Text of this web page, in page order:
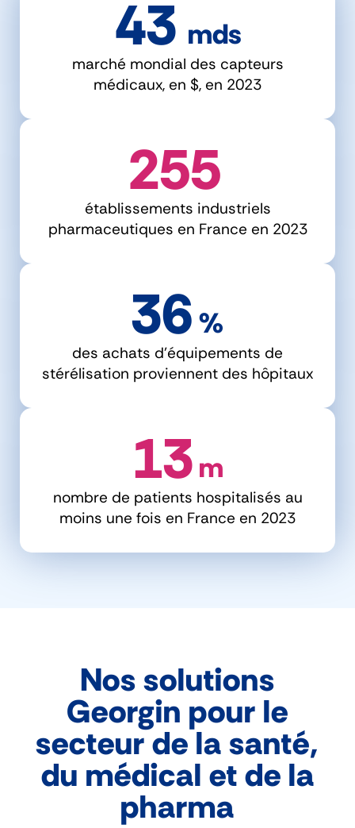
marché mondial des capteurs
médicaux, en $, en 2023
43
  mds
établissements industriels
pharmaceutiques en France en 2023
255
des achats d'équipements de
stérélisation proviennent des hôpitaux
36 %
nombre de patients hospitalisés au
moins une fois en France en 2023
13 m
Nos solutions
Georgin pour le
secteur de la santé,
du médical et de la
pharma